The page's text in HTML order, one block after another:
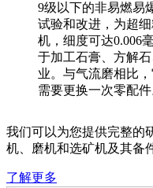
9级以下的非易燃易
试验和改进，为超
机，细度可达0.006
于加工石膏、方解
业。与气流磨相比
需要更换一次零配
我们可以为您提供完整的
机、磨机和选矿机及其备
了解更多